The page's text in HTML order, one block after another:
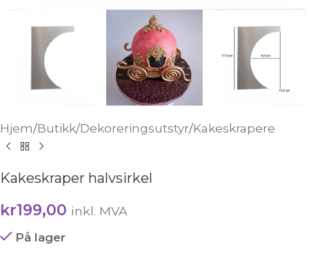
Hjem/Butikk/Dekoreringsutstyr/Kakeskrapere
Kakeskraper halvsirkel
kr199,00 inkl. MVA
På lager